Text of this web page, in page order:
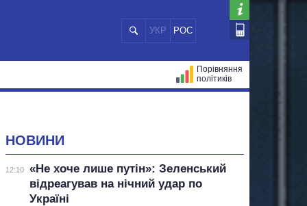
УКР РОС
Порівняння
політиків
НОВИНИ
12:10
«Не хоче лише путін»: Зеленський
відреагував на нічний удар по
Україні